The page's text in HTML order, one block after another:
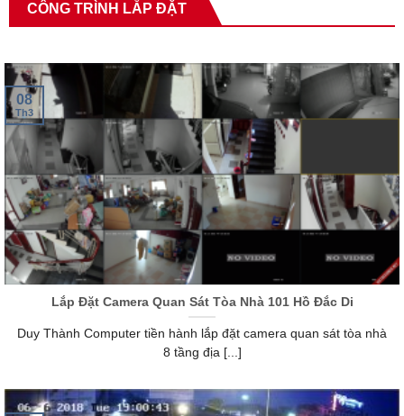
CÔNG TRÌNH LẮP ĐẶT
Lắp Đặt Camera Quan Sát Tòa Nhà 101 Hồ Đắc Di
Duy Thành Computer tiền hành lắp đặt camera quan sát tòa nhà
8 tầng địa [...]
08
Th3